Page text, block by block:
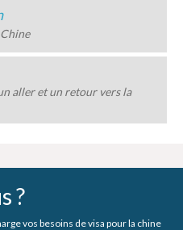
aller et un retour vers la
?
vos besoins de visa pour la chine